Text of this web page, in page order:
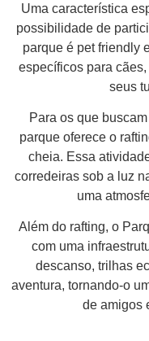
Uma característica
possibilidade de
parque é pet friendly
específicos para
seus
Para os que
parque oferece o
cheia. Essa
corredeiras sob a luz
uma
Além do rafting, o
com uma
descanso, trilhas
aventura, tornando-o
de amigos